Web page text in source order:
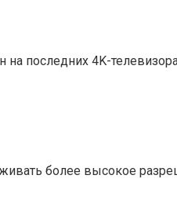
последних 4K-
более высокое